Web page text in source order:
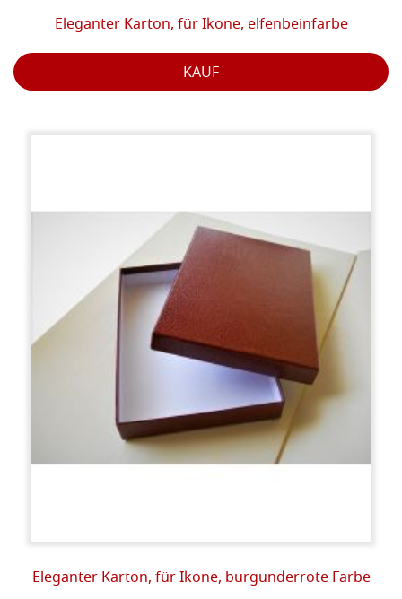
Eleganter Karton, für Ikone, elfenbeinfarbe
KAUF
Eleganter Karton, für Ikone, burgunderrote Farbe